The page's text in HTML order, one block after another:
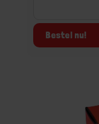
Bestel nu!